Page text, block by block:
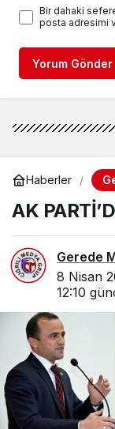
Bir dahaki
posta adresimi
Yorum Gönder
Haberler
AK
Gerede
8 Nisan
12:10